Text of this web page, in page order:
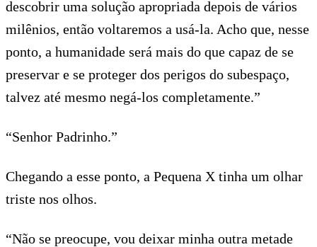
descobrir uma solução apropriada depois de vários
milênios, então voltaremos a usá-la. Acho que, nesse
ponto, a humanidade será mais do que capaz de se
preservar e se proteger dos perigos do subespaço,
talvez até mesmo negá-los completamente.”
“Senhor Padrinho.”
Chegando a esse ponto, a Pequena X tinha um olhar
triste nos olhos.
“Não se preocupe, vou deixar minha outra metade